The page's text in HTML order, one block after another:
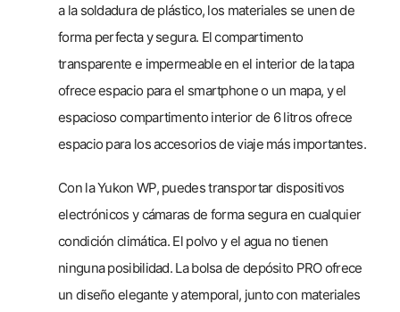
a la soldadura de plástico, los materiales se unen de
forma perfecta y segura. El compartimento
transparente e impermeable en el interior de la tapa
ofrece espacio para el smartphone o un mapa, y el
espacioso compartimento interior de 6 litros ofrece
espacio para los accesorios de viaje más importantes.
Con la Yukon WP, puedes transportar dispositivos
electrónicos y cámaras de forma segura en cualquier
condición climática. El polvo y el agua no tienen
ninguna posibilidad. La bolsa de depósito PRO ofrece
un diseño elegante y atemporal, junto con materiales